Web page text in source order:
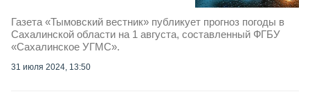
Газета «Тымовский вестник» публикует прогноз погоды в
Сахалинской области на 1 августа, составленный ФГБУ
«Сахалинское УГМС».
31 июля 2024, 13:50